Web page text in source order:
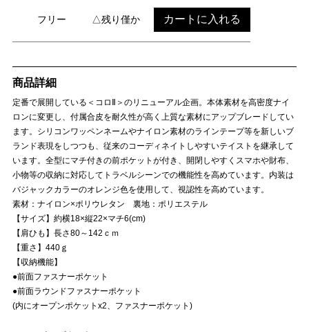
フリー △残り僅か カートに入れる
商品詳細
定番で展開している＜コロⅡ＞のリニューアル企画。本体素材を高密度ナイ
ロンに変更し、付属合皮を耐久性が高く上質な素材にアップブレードしてい
ます。シリコンワッペンネームやナイロン素材のラインテープ等を新しいブ
ランド表現をしつつも、従来のコーディネイトしやすいテイストを継承して
います。全型にマチ付きの前ポケットが付き、開閉しやすくスマホや財布、
小物等の収納に対応してトラベルシーンでの機能性を高めています。内装は
バジャックカラーのオレンジ色を使用して、視認性を高めています。
素材：ナイロン×ポリウレタン 裏地：ポリエステル
【サイズ】約横18×縦22×マチ6(cm)
【肩ひも】長さ80～142ｃｍ
【重さ】440ｇ
【収納機能】
●前面ファスナーポケット
●前面ラウンドファスナーポケット
(内にオープンポケットx2、ファスナーポケット)